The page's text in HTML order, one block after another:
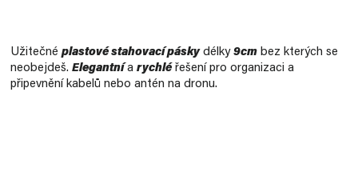
Užitečnéplastové stahovací páskydélky 9cm bez kterých se
neobejdeš. Elegantnía rychlé řešení pro organizaci a
připevnění kabelů nebo antén na dronu.